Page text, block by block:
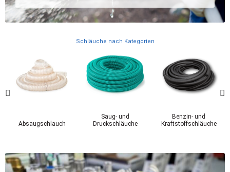
Schläuche nach Kategorien
Absaugschlauch
Saug- und
Druckschläuche
Benzin- und
Kraftstoffschläuche